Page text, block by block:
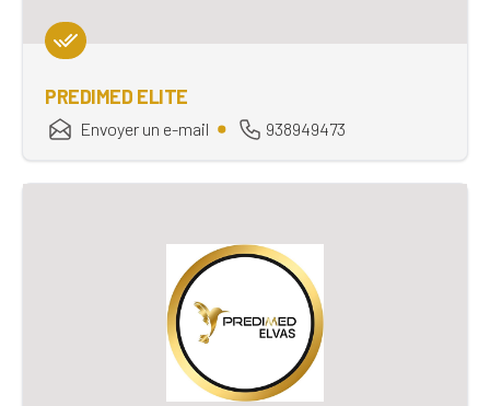
PREDIMED ELITE
Envoyer un e-mail 938949473